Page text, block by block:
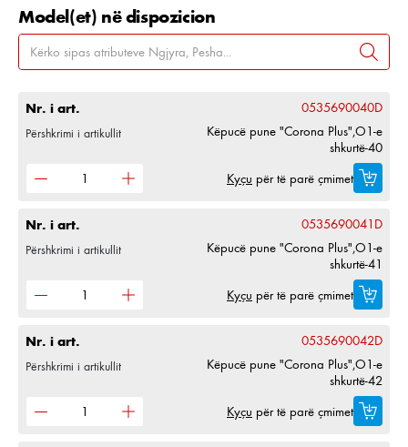
Model(et) në dispozicion
Nr. i art. 0535690040D
Përshkrimi i artikullit
Këpucë pune "Corona Plus",O1-e
shkurtë-40
Kyçu për të parë çmimet
Nr. i art. 0535690041D
Përshkrimi i artikullit
Këpucë pune "Corona Plus",O1-e
shkurtë-41
Kyçu për të parë çmimet
Nr. i art. 0535690042D
Përshkrimi i artikullit
Këpucë pune "Corona Plus",O1-e
shkurtë-42
Kyçu për të parë çmimet